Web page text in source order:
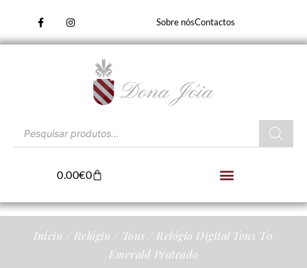
Sobre nósContactos
0.00€0
Início Relógio Tous / Relógio Digital Tous T0
Emerald Prateado